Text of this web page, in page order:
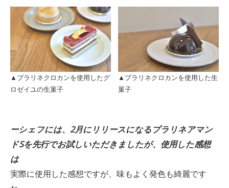
▲プラリネクロカンを使用したグ
ロゼイユの生菓子
▲プラリネクロカンを使用した生
菓子
ーシェフには、2月にリリースになるプラリネアマン
ドSを先行でお試しいただきましたが、使用した感想
は
実際に使用した感想ですが、味もよく発色も綺麗です